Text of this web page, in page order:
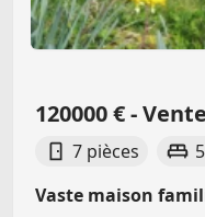
120000 € -
7 pièces
Vaste maison